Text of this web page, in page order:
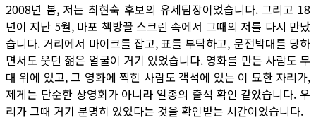
2008년 봄, 저는 최현숙 후보의 유세팀장이었습니다. 그리고 18
년이 지난 5월, 마포 책방꼴 스크린 속에서 그때의 저를 다시 만났
습니다. 거리에서 마이크를 잡고, 표를 부탁하고, 문전박대를 당하
면서도 웃던 젊은 얼굴이 거기 있었습니다. 영화를 만든 사람도 무
대 위에 있고, 그 영화에 찍힌 사람도 객석에 있는 이 묘한 자리가,
제게는 단순한 상영회가 아니라 일종의 출석 확인 같았습니다. 우
리가 그때 거기 분명히 있었다는 것을 확인받는 시간이었습니다.